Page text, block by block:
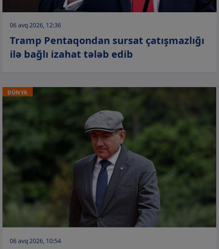
06 avq 2026, 12:36
Tramp Pentaqondan sursat çatışmazlığı
ilə bağlı izahat tələb edib
DÜNYA
06 avq 2026, 10:54